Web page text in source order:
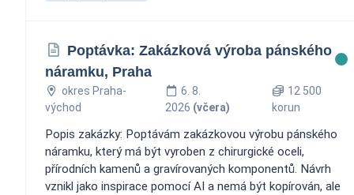
Poptávka: Zakázková výroba pánského
náramku, Praha
okres Praha-
východ
6. 8.
2026 (včera)
12 500
korun
Popis zakázky: Poptávám zakázkovou výrobu pánského
náramku, který má být vyroben z chirurgické oceli,
přírodních kamenů a gravírovaných komponentů. Návrh
vznikl jako inspirace pomocí AI a nemá být kopírován, ale